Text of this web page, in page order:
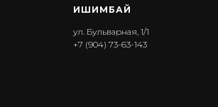
ИШИМБА Й
ул. Бульварная, 1/1
+7 (904) 73-63-143